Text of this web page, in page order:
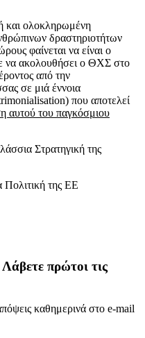
και ολοκληρωμένη
δραστηριοτήτων
φαίνεται να είναι ο
να ακολουθήσει ο ΘΧΣ στο
από την
σε μιά έννοια
που αποτελεί
αυτού του παγκόσμιου
Στρατηγική της
της ΕΕ
πρώτοι τις
καθημερινά στο e-mail